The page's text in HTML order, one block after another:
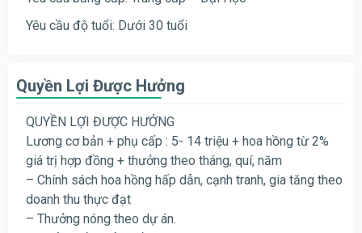
Yêu cầu độ tuổi: Dưới 30 tuổi
Quyền Lợi Được Hưởng
QUYỀN LỢI ĐƯỢC HƯỞNG
Lương cơ bản + phụ cấp : 5- 14 triệu + hoa hồng từ 2%
giá trị hợp đồng + thưởng theo tháng, quí, năm
– Chính sách hoa hồng hấp dẫn, cạnh tranh, gia tăng theo
doanh thu thực đạt
– Thưởng nóng theo dự án.